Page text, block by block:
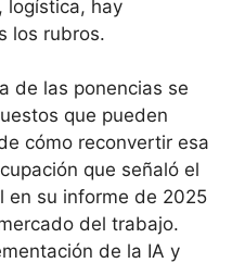
logística, hay
los rubros.
de las ponencias se
que pueden
cómo reconvertir esa
que señaló el
en su informe de 2025
del trabajo.
de la IA y